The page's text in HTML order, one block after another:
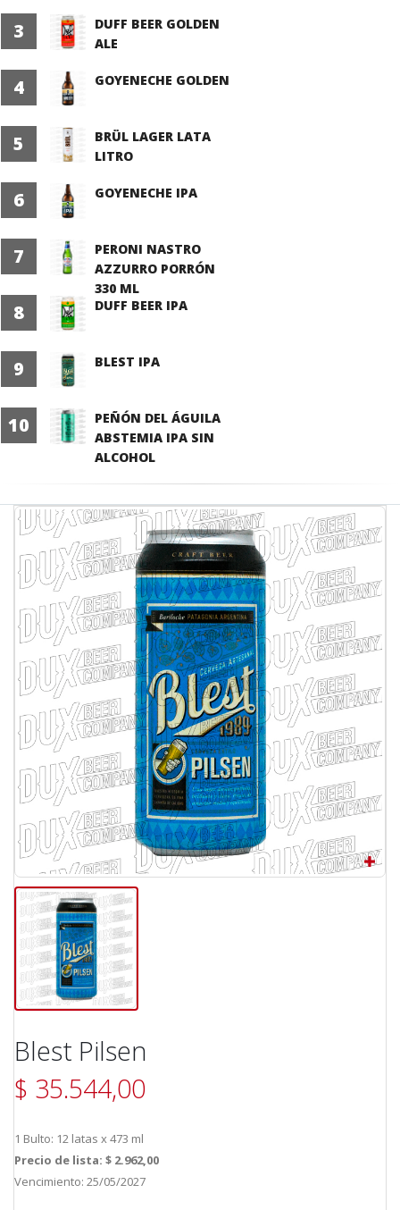
3
DUFF BEER GOLDEN
ALE
4 GOYENECHE GOLDEN
5
BRÜL LAGER LATA
LITRO
6 GOYENECHE IPA
7
PERONI NASTRO
AZZURRO PORRÓN
330 ML
8 DUFF BEER IPA
9 BLEST IPA
10
PEÑÓN DEL ÁGUILA
ABSTEMIA IPA SIN
ALCOHOL
Blest Pilsen
$ 35.544,00
1 Bulto: 12 latas x 473 ml
Precio de lista: $ 2.962,00
Vencimiento: 25/05/2027